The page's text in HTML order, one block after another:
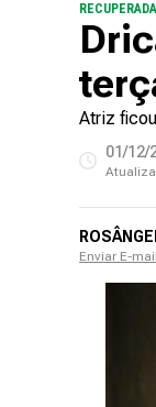
Atriz
01/12/
Enviar E-mail